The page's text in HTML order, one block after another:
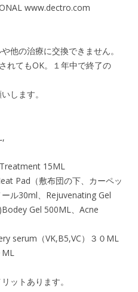
www.dectro.com
他の治療に交換できません。
れてもOK。１年中で終了の
します。
15ML
Pad（敷布団の下、カーペッ
ル30ml、Rejuvenating Gel
Gel 500ML、Acne
（VK,B5,VC）３０ML
ML
ットあります。